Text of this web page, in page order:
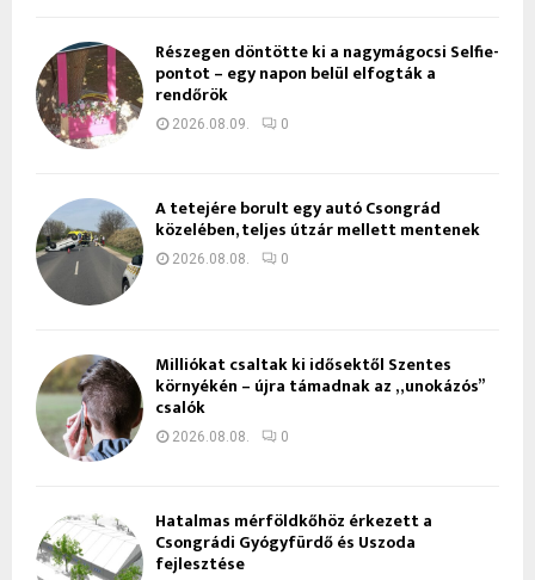
Részegen döntötte ki a nagymágocsi Selfie-
pontot – egy napon belül elfogták a
rendőrök
2026.08.09. 0
A tetejére borult egy autó Csongrád
közelében, teljes útzár mellett mentenek
2026.08.08. 0
Milliókat csaltak ki idősektől Szentes
környékén – újra támadnak az „unokázós”
csalók
2026.08.08. 0
Hatalmas mérföldkőhöz érkezett a
Csongrádi Gyógyfürdő és Uszoda
fejlesztése